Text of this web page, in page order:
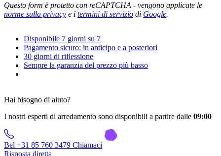
Questo form è protetto con reCAPTCHA - vengono applicate le
norme sulla privacy e i termini di servizio di Google.
Disponibile 7 giorni su 7
Pagamento sicuro: in anticipo e a posteriori
30 giorni di riflessione
Sempre la garanzia del prezzo più basso
Hai bisogno di aiuto?
I nostri esperti di arredamento sono disponibili a partire dalle 09:00
Bel +31 85 760 3479 Chiamaci
Risposta diretta